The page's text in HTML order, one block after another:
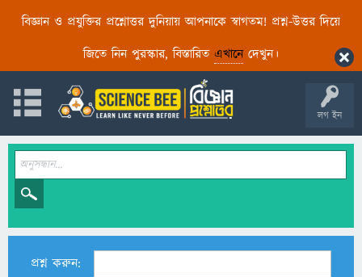
বিজ্ঞান ও প্রযুক্তির প্রশ্নোত্তর দুনিয়ায় আপনাকে স্বাগতম! প্রশ্ন-উত্তর দিয়ে
জিতে নিন পুরস্কার, বিস্তারিত এখানেদেখুন।
লগ ইন
প্রশ্ন করুন: